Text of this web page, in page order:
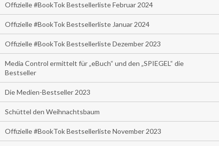
Offizielle #BookTok Bestsellerliste Februar 2024
Offizielle #BookTok Bestsellerliste Januar 2024
Offizielle #BookTok Bestsellerliste Dezember 2023
Media Control ermittelt für „eBuch“ und den „SPIEGEL“ die
Bestseller
Die Medien-Bestseller 2023
Schüttel den Weihnachtsbaum
Offizielle #BookTok Bestsellerliste November 2023